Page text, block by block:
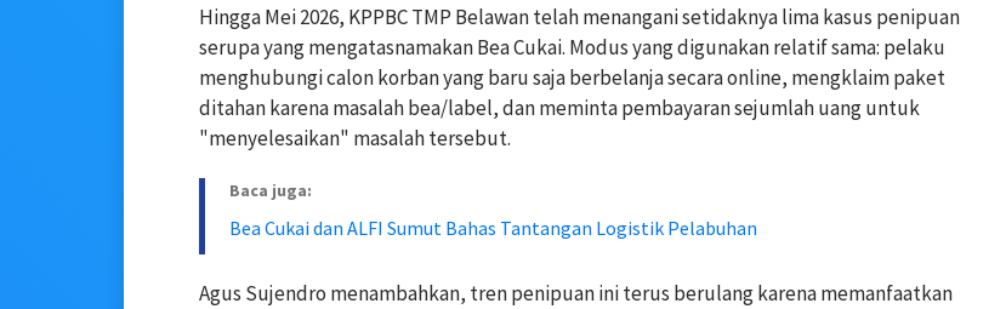
Hingga Mei 2026, KPPBC TMP Belawan telah menangani setidaknya lima kasus penipuan
serupa yang mengatasnamakan Bea Cukai. Modus yang digunakan relatif sama: pelaku
menghubungi calon korban yang baru saja berbelanja secara online, mengklaim paket
ditahan karena masalah bea/label, dan meminta pembayaran sejumlah uang untuk
"menyelesaikan" masalah tersebut.
Baca juga:
Bea Cukai dan ALFI Sumut Bahas Tantangan Logistik Pelabuhan
Agus Sujendro menambahkan, tren penipuan ini terus berulang karena memanfaatkan